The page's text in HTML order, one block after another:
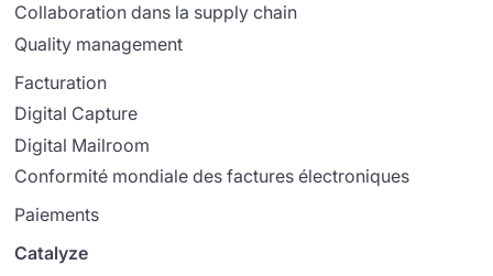
Collaboration dans la supply chain
Quality management
Facturation
Digital Capture
Digital Mailroom
Conformité mondiale des factures électroniques
Paiements
Catalyze